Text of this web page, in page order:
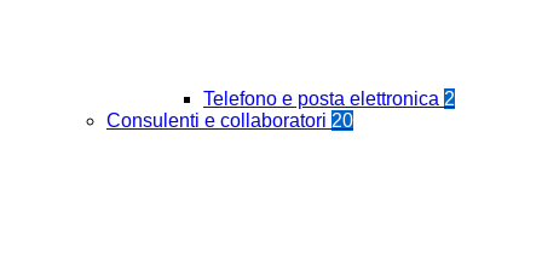
Telefono e posta elettronica 2
Consulenti e collaboratori 20